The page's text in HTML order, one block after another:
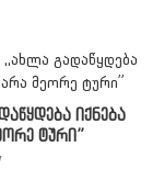
იქნება
ტური”